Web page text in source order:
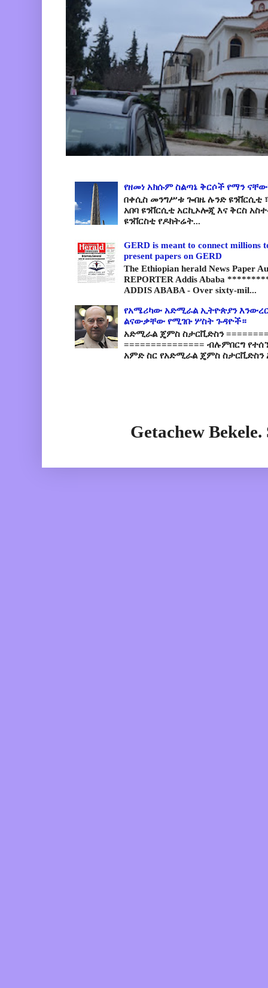
የዘመነ አክሱም ስልጣኔ ቅርሶች የማን
በቀሲስ መንግሥቱ ጐበዜ ሉንድ ዩንቨርሲቲ
አበባ ዩንቨርሲቲ አርኪኦሎጂ እና ቅርስ
ዩንቨርስቲ የዶክትሬት...
GERD is meant to connect millions
present papers on GERD
The Ethiopian herald News Paper
REPORTER Addis Ababa
ADDIS ABABA - Over sixty-mil...
የአሜሪካው አድሚራል ኢትዮጵያን
ልናውቃቸው የሚገቡ ሦስት ጉዳዮች።
አድሚራል ጄምስ ስታርቪድስን
=============== ብሉምበርግ
አምድ ስር የአድሚራል ጄምስ ስታርቪድስን
Getachew